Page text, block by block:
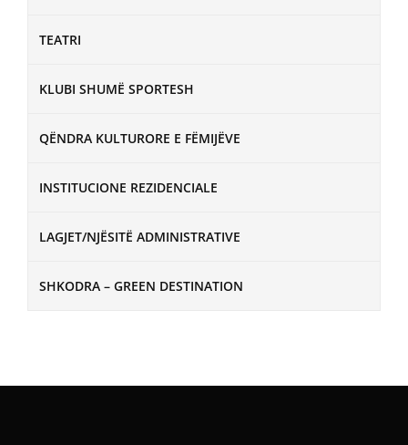
TEATRI
KLUBI SHUMË SPORTESH
QËNDRA KULTURORE E FËMIJËVE
INSTITUCIONE REZIDENCIALE
LAGJET/NJËSITË ADMINISTRATIVE
SHKODRA – GREEN DESTINATION